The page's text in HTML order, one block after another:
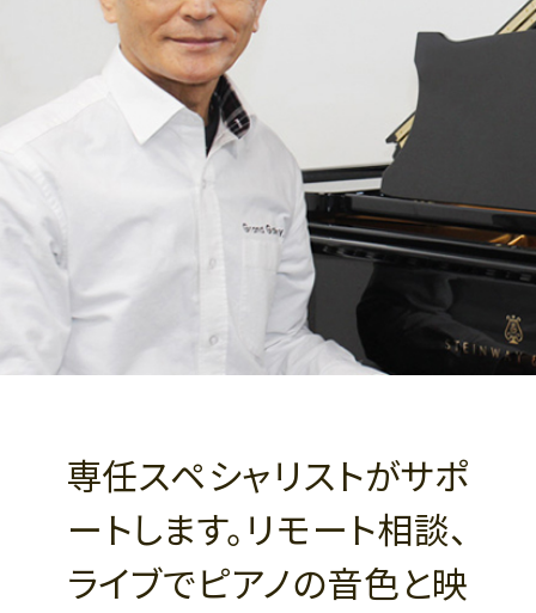
専任スペシャリストがサポ
ートします。リモート相談、
ライブでピアノの音色と映